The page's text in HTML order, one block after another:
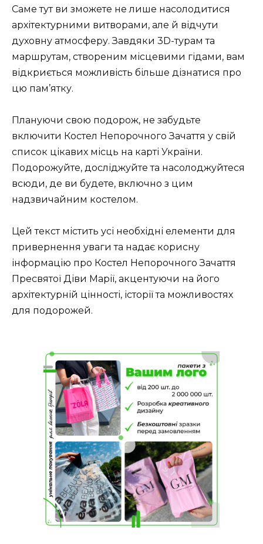
Саме тут ви зможете не лише насолодитися
архітектурними витворами, але й відчути
духовну атмосферу. Завдяки 3D-турам та
маршрутам, створеним місцевими гідами, вам
відкриється можливість більше дізнатися про
цю пам’ятку.
Плануючи свою подорож, не забудьте
включити Костел Непорочного Зачаття у свій
список цікавих місць на карті України.
Подорожуйте, досліджуйте та насолоджуйтеся
всюди, де ви будете, включно з цим
надзвичайним костелом.
Цей текст містить усі необхідні елементи для
привернення уваги та надає корисну
інформацію про Костел Непорочного Зачаття
Пресвятої Діви Марії, акцентуючи на його
архітектурній цінності, історії та можливостях
для подорожей.